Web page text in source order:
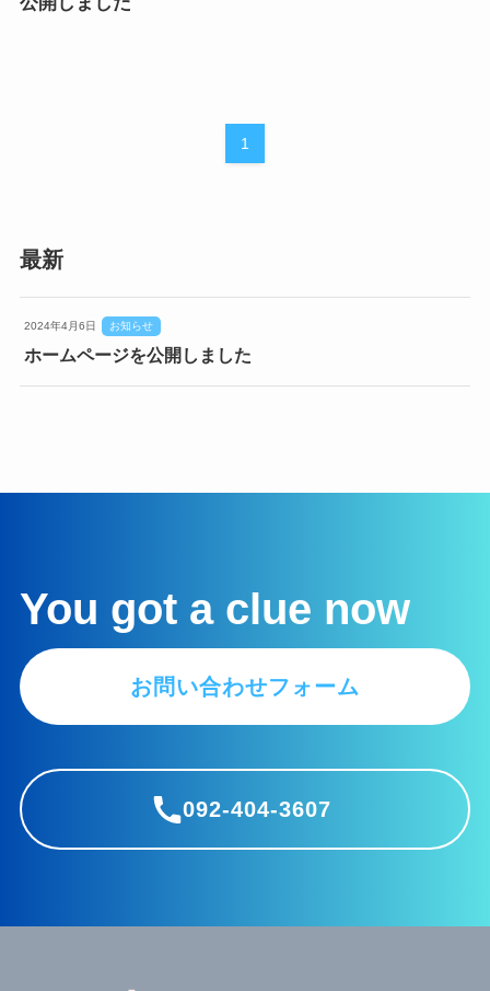
1
最新
2024年4月6日 お知らせ
ホームページを公開しました
You got a clue now
お問い合わせフォーム
092-404-3607